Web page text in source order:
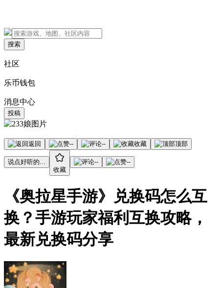
搜索
社区
乐币钱包
消息中心
投稿
返回 -- -- 收藏 顶部
说点好听的...
收藏
-- --
《奥拉星手游》兑换码怎么互
换？手游玩家福利互换攻略，
最新兑换码分享